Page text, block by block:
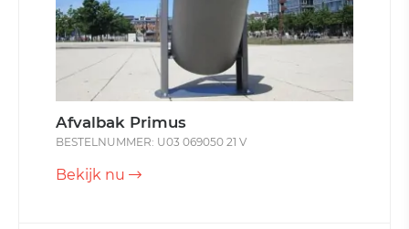
Afvalbak Primus
BESTELNUMMER: U03 069050 21 V
Bekijk nu